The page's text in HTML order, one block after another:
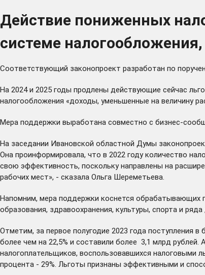
Действие пониженных
системе
Соответствующий законопроект разработан по
На 2024 и 2025 годы продлены действующие сейчас
налогообложения «доходы, уменьшенные на величину
Мера поддержки выработана совместно с бизнес-
На заседании Ивановской областной Думы
Она проинформировала, что в 2022 году количество
свою эффективность, поскольку направлены на
рабочих мест», - сказала Ольга Шереметьева.
Напомним, мера поддержки коснется обрабатывающих
образования, здравоохранения, культуры, спорта и ряда
Отметим, за первое полугодие 2023 года поступления
более чем на 22,5% и составили более 3,1 млрд рублей.
налогоплательщиков, воспользовавшихся налоговыми
процента - 29%. Льготы признаны эффективными и